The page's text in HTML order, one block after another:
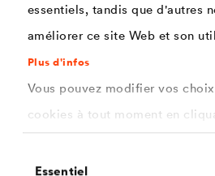
essentiels, tandis que d'autres
améliorer ce site Web et son
Plus d'infos
Vous pouvez modifier vos
cookies à tout moment en
informations dans notre
Essentiel
selon la norme DIN EN ISO
Prévention de la corrosion
Prévention de la